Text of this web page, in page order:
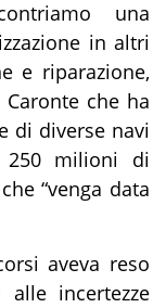
una
in altri
e riparazione,
che ha
di diverse navi
milioni di
“venga data
aveva reso
incertezze